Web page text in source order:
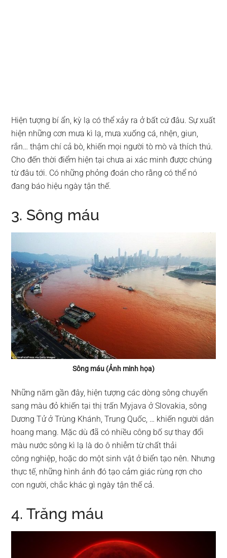
Hiện tượng bí ẩn, kỳ lạ có thể xảy ra ở bất cứ đâu. Sự xuất
hiện những cơn mưa kì lạ, mưa xuống cá, nhện, giun,
rắn… thậm chí cả bò, khiến mọi người tò mò và thích thú.
Cho đến thời điểm hiện tại chưa ai xác minh được chúng
từ đâu tới. Có những phỏng đoán cho rằng có thể nó
đang báo hiệu ngày tận thế.
3. Sông máu
Sông máu (Ảnh minh họa)
Những năm gần đây, hiện tượng các dòng sông chuyển
sang màu đỏ khiến tại thị trấn Myjava ở Slovakia, sông
Dương Tử ở Trùng Khánh, Trung Quốc, … khiến người dân
hoang mang. Mặc dù đã có nhiều công bố sự thay đổi
màu nước sông kì lạ là do ô nhiễm từ chất thải
công nghiệp, hoặc do một sinh vật ở biển tạo nên. Nhưng
thực tế, những hình ảnh đó tạo cảm giác rùng rợn cho
con người, chắc khác gì ngày tận thế cả.
4. Trăng máu